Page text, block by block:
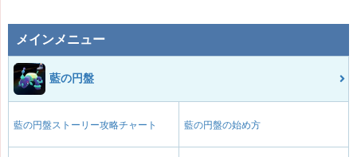
メインメニュー
藍の円盤
藍の円盤ストーリー攻略チャート 藍の円盤の始め方